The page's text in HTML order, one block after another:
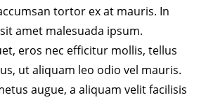
tortor ex at mauris. In
amet malesuada ipsum.
eros nec efficitur mollis, tellus
ut aliquam leo odio vel mauris.
augue, a aliquam velit facilisis